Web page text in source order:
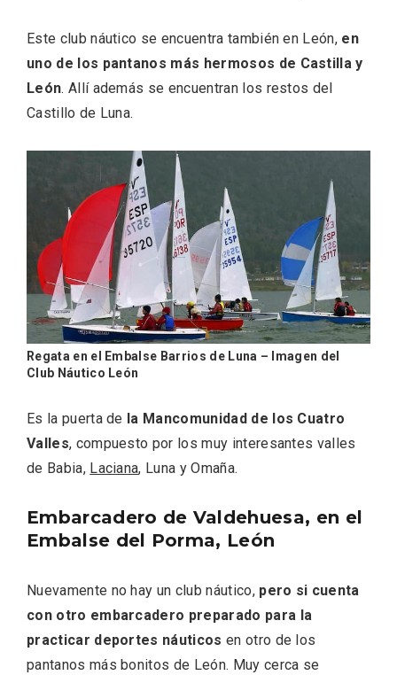
Este club náutico se encuentra también en León, en
uno de los pantanos más hermosos de Castilla y
León. Allí además se encuentran los restos del
Castillo de Luna.
Regata en el Embalse Barrios de Luna – Imagen del
Club Náutico León
Es la puerta de la Mancomunidad de los Cuatro
Valles, compuesto por los muy interesantes valles
de Babia, Laciana, Luna y Omaña.
Embarcadero de Valdehuesa, en el
Embalse del Porma, León
Nuevamente no hay un club náutico, pero si cuenta
con otro embarcadero preparado para la
practicar deportes náuticos en otro de los
pantanos más bonitos de León. Muy cerca se
La zonificación como recurso turístico
de la Ruta del Vino de Rueda